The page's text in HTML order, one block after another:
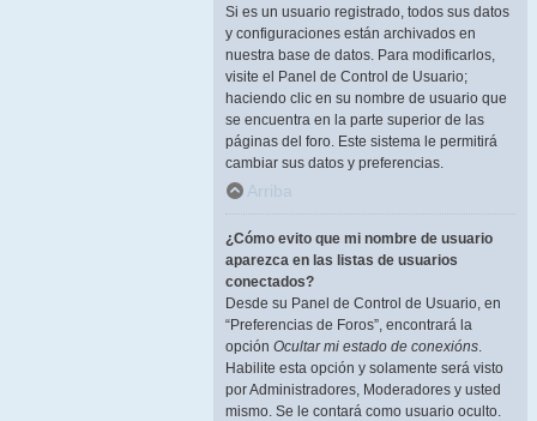
Si es un usuario registrado, todos sus datos
y configuraciones están archivados en
nuestra base de datos. Para modificarlos,
visite el Panel de Control de Usuario;
haciendo clic en su nombre de usuario que
se encuentra en la parte superior de las
páginas del foro. Este sistema le permitirá
cambiar sus datos y preferencias.
Arriba
¿Cómo evito que mi nombre de usuario
aparezca en las listas de usuarios
conectados?
Desde su Panel de Control de Usuario, en
“Preferencias de Foros”, encontrará la
opción Ocultar mi estado de conexións.
Habilite esta opción y solamente será visto
por Administradores, Moderadores y usted
mismo. Se le contará como usuario oculto.